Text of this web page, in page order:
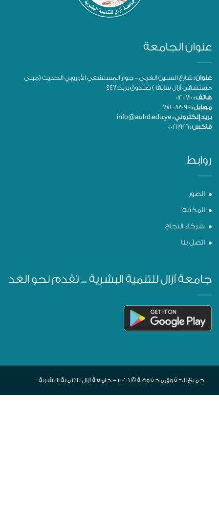
عنوان الجامعة
عنوان :شارع الستين الغربي- جوار المستشفى الأوروبي الحديث (مبنى
مستشفى آزال سابقًا ) صندوق بريد: 447
هاتف :
موبايل :
بريد إلكتروني :
فاكس :
روابط
الصور
المكتبة
شركاء النجاح
اتصل بنا
جامعة آزال للتنمية البشرية ... تقدم نحو الغد
جميع الحقوق محفوظة © 2026 - جامعة آزال للتنمية البشرية